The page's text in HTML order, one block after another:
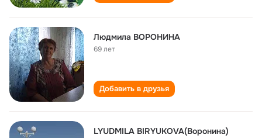
Людмила ВОРОНИНА
69 лет
Добавить в друзья
LYUDMILA BIRYUKOVA(Воронина)